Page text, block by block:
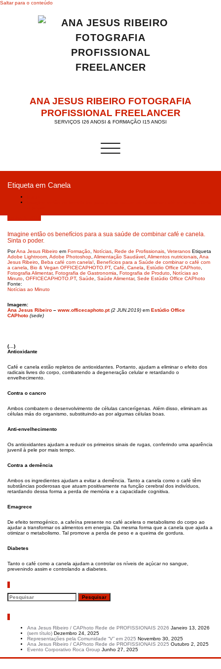
Saltar para o conteúdo
ANA JESUS RIBEIRO FOTOGRAFIA
PROFISSIONAL FREELANCER
SERVIÇOS I26 ANOSI & FORMAÇÃO I15 ANOSI
Alternar a navegação
Etiqueta em Canela
Imagine então os benefícios para a sua saúde de combinar café e canela.
Sinta o poder.
PorAna Jesus Ribeiro em Formação Notícias Rede de Profissionais Veteranos Etiqueta
Adobe Lightroom Adobe Photoshop Alimentação Saudável Alimentos nutricionais Ana
Jesus Ribeiro Beba café com canela!
Benefícios para a Saúde de combinar o café com
a canela
Bio & Vegan OFFICECAPHOTO.PT, Café Canela Estúdio Office CAPhoto
Fotografia Alimentar, Fotografia de Gastronomia Fotografia de Produto Notícias ao
Minuto OFFICECAPHOTO.PT, Saúde Saúde Alimentar, Sede Estúdio Office CAPhoto
Fonte:
Notícias ao Minuto
Imagem:
Ana Jesus Ribeiro – www. officecaphoto.pt (2 JUN.2019) em Estúdio Office
CAPhoto (sede)
(…)
Antioxidante
Café e canela estão repletos de antioxidantes. Portanto, ajudam a eliminar o efeito dos
radicais livres do corpo, combatendo a degeneração celular e retardando o
envelhecimento.
Contra o cancro
Ambos combatem o desenvolvimento de células cancerígenas. Além disso, eliminam as
células más do organismo, substituindo-as por algumas células boas.
Anti-envelhecimento
Os antioxidantes ajudam a reduzir os primeiros sinais de rugas, conferindo uma aparência
juvenil à pele por mais tempo.
Contra a demência
Ambos os ingredientes ajudam a evitar a demência. Tanto a canela como o café têm
substâncias poderosas que atuam positivamente na função cerebral dos indivíduos,
retardando dessa forma a perda de memória e a capacidade cognitiva.
Emagrece
De efeito termogénico, a cafeína presente no café acelera o metabolismo do corpo ao
ajudar a transformar os alimentos em energia. Da mesma forma que a canela que ajuda a
otimizar o metabolismo. Tal promove a perda de peso e a queima de gordura.
Diabetes
Tanto o café como a canela ajudam a controlar os níveis de açúcar no sangue,
prevenindo assim e controlando a diabetes.
Ana Jesus Ribeiro / CAPhoto Rede de PROFISSIONAIS 2026 Janeiro 13, 2026
(sem título) Dezembro 24, 2025
Representações pela Comunidade “V” em 2025 Novembro 30, 2025
Ana Jesus Ribeiro / CAPhoto Rede de PROFISSIONAIS 2025 Outubro 2, 2025
Evento Corporativo Roca Group Junho 27, 2025